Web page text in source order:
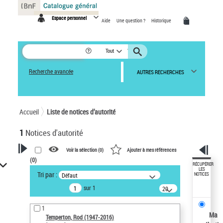
Espace personnel Aide Une question ? Historique
Tout
Recherche avancée AUTRES RECHERCHES
Accueil Liste de notices d’autorité
1 Notices d'autorité
VOTRE RECHERCHE
Recherche avancée dans les
notices d’autorité
Œuvres liées à l'auteur :
Temperton, Rod (1947-2016)
Voir la sélection (0) Ajouter à mes références
(0)
Tri par : Défaut
sur 1
20
résultats/page
1
Temperton, Rod (1947-2016)
RÉCUPÉRER
LES
NOTICES
Ma
Panneau de gestion des cookies